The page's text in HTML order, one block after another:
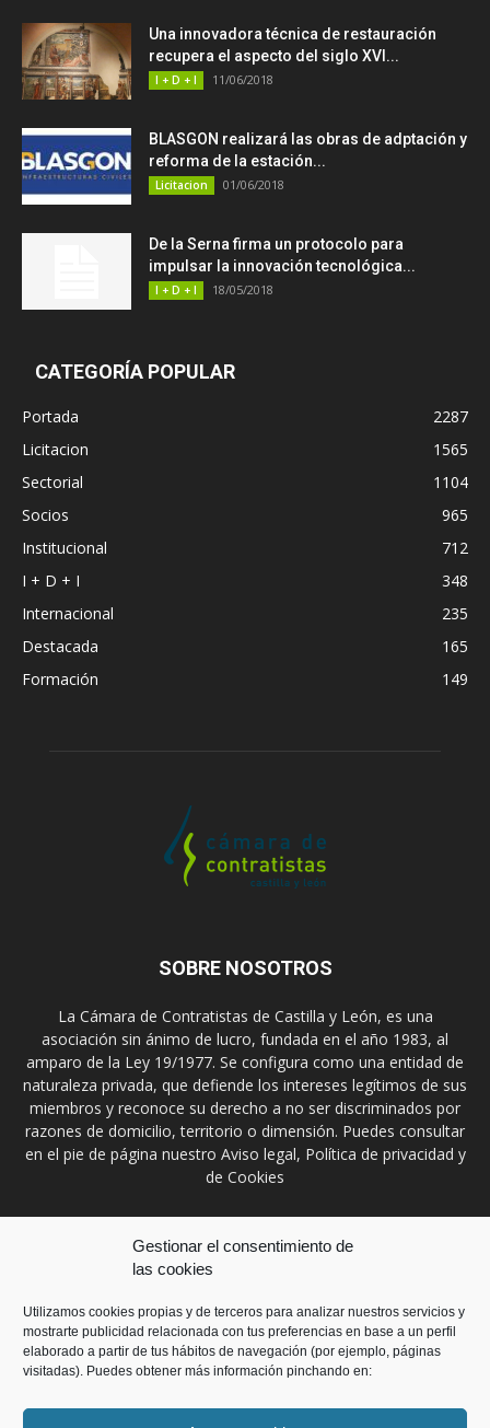
Gestionar el consentimiento de
las cookies
Utilizamos cookies propias y de terceros para analizar nuestros servicios y
mostrarte publicidad relacionada con tus preferencias en base a un perfil
elaborado a partir de tus hábitos de navegación (por ejemplo, páginas
visitadas). Puedes obtener más información pinchando en:
Una innovadora técnica de restauración
recupera el aspecto del siglo XVI...
I + D + I 11/06/2018
BLASGON realizará las obras de adptación y
reforma de la estación...
Licitacion 01/06/2018
De la Serna firma un protocolo para
impulsar la innovación tecnológica...
I + D + I 18/05/2018
CATEGORÍA POPULAR
Portada
2287
Licitacion
1565
Sectorial
1104
Socios
965
Institucional
712
I + D + I
348
Internacional
235
Destacada
165
Formación
149
SOBRE NOSOTROS
La Cámara de Contratistas de Castilla y León, es una
asociación sin ánimo de lucro, fundada en el año 1983, al
amparo de la Ley 19/1977. Se configura como una entidad de
naturaleza privada, que defiende los intereses legítimos de sus
miembros y reconoce su derecho a no ser discriminados por
razones de domicilio, territorio o dimensión. Puedes consultar
en el pie de página nuestro Aviso legal, Política de privacidad y
de Cookies
Contáctanos:prensa@ccontratistascyl.es
SÍGUENOS